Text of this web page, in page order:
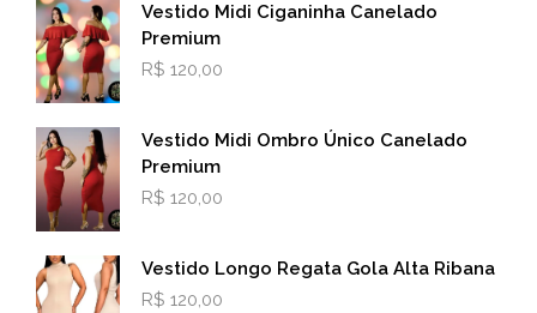
Vestido Midi Ciganinha Canelado
Premium
R$ 120,00
Vestido Midi Ombro Único Canelado
Premium
R$ 120,00
Vestido Longo Regata Gola Alta Ribana
R$ 120,00